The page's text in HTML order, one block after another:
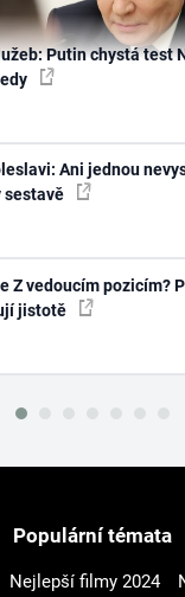
Putin chystá test
Ani jednou
sestavě
Z vedoucím pozicím?
jistotě
Populární témata
Nejlepší filmy 2024